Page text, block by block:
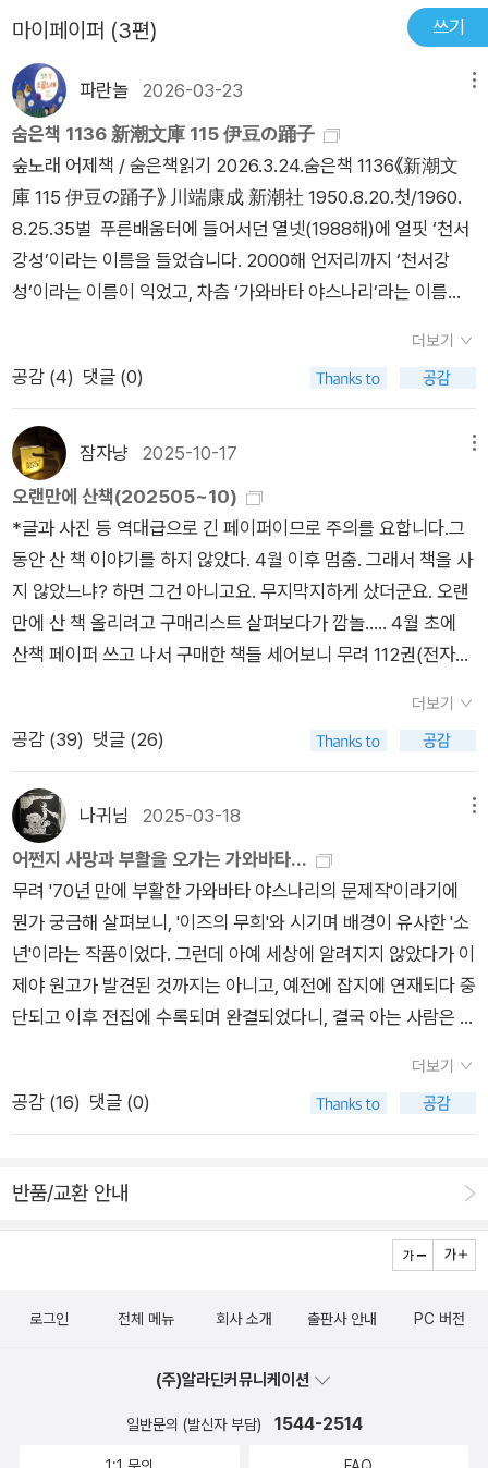
이 작품은, 70년의 시간을 뛰어넘어 읽는 이의 마음에 깊은 여운
을 남긴다. 《설국》과 〈이즈의 무희〉를 사랑하는 가와바타의 오랜
팬들은 물론, 그를 처음 접하는 독자에게도 아주 오래도록 마음
한편에 남을 특별한 작품이 될 것이다.
을 대조적으로 드러낸다. 이 지점에서 독자들은 공명한다. 누구나
그런 한때를 가슴에 품고 있지 않았을까. 잊고 있던 그 시절을 환
기해 내며 '맞아, 그런 때가 있었어.' 하게 만드는. 다시 돌아온 현
실은 쓸쓸하다. 한때는 전부였던 서로는 각자의 길을 걷고 재회의
기회도 마다한다. 세이노는 끊임없이 화자에게 자신을 만나러 오
라 권하지만, 그 채근이 무용하고 결국 그 둘은 재회하지 못할 것
임을 이미 알고 있다,는 듯한 인상을 남긴다. 그가 이상화했던 선
배 대신 빠져든 언뜻 사이비 같은 종교도. 그 시절의 인연은 그 시
절에서만 경험할 수 있는 그 추억을 간직한 채 두 번은 만나지 않
는 것이 낫다. 가타이시절은 흐르고 있다.흐르는 시간 소리가 분
명히느껴진다.저 소리다.저 소리다. 흐르는 시간 소리를 듣게 하
된다. 결국 주인공이 이 모든 오래된 일기와 편지를 소각하게 되
는 마지막 문장의 울림이 크다.
마이페이퍼 (3편) 쓰기
파란놀 2026-03-23
숨은책 1136 新潮文庫 115 伊豆の踊子
숲노래 어제책 / 숨은책읽기 2026.3.24.숨은책 1136《新潮文
庫 115 伊豆の踊子》 川端康成 新潮社 1950.8.20.첫/1960.
8.25.35벌 푸른배움터에 들어서던 열넷(1988해)에 얼핏 ‘천서
강성’이라는 이름을 들었습니다. 2000해 언저리까지 ‘천서강
성’이라는 이름이 익었고, 차츰 ‘가와바타 야스나리’라는 이름으
에도 ‘소창진평’만 들었지 ‘오구라 신페이’는 몰랐습니다. 그런데
‘미야자와 겐지’를 ‘궁택현지’라 일컫는 사람은 드물더군요. 《新
潮文庫 115 伊豆の踊子》는 글쓴이가 한창 글꽃을 피우던 무렵
에 태어난 작은책입니다. 겉그림도 짜임새도 정갈하구나 싶어 가
만가만 들추다가, 밤톨을 눌러찍은 책자취를 들여다보고서 웃습
니다. 글씨가 아닌 무늬를 넣는 자국도 반짝이는군요. 이제 일본
도 책자취에 굳이 꾹꾹 눌러찍지는 않는 책이 더 흔한데, 안 눌러
찍는다고 해도 책살피는 꼬박꼬박 끼웁니다. 또한 손바닥책으로
가볍고 값싸게 어떤 글이든 읽는 길을 여는 얼거리도 고스란합니
다. 우리는 ‘노벨문학상 작품집’을 단돈 3000원에 사읽을 만한
판으로 엮어서 베풀 수 있을까요? 노벨문학상을 받은 글모음이
아니더라도, 2026해로 쳐서 6000원에 사읽을 만하게 가볍고
조촐히 묶는 판을 내놓고 나눌 수 있을까요? ‘만화책종이’로 가볍
살림을 펴며 아름마을로 간다고 느낍니다. 그리고 이제는 ‘雪國’
아닌 ‘눈밭’으로 옮길 수 있어야지 싶다.- 가와바타 야스나리 (18
99∼1972)ㅍㄹㄴ글 : 숲노래·파란놀(최종규). 낱말책을 쓴다.
《풀꽃나무 들숲노래 동시 따라쓰기》, 《새로 쓰는 말밑 꾸러미 사
전》, 《미래세대를 위한 우리말과 문해력》, 《들꽃내음 따라 걷다
가 작은책집을 보았습니다》, 《우리말꽃》, 《쉬운 말이 평화》, 《곁
말》, 《책숲마실》, 《우리말 수수께끼 동시》, 《시골에서 살림 짓는
즐거움》, 《이오덕 마음 읽기》을 썼다. blog.naver.com/hbookl
더보기
공감 (4) 댓글 (0)
잠자냥 2025-10-17
오랜만에 산책(202505~10)
*글과 사진 등 역대급으로 긴 페이퍼이므로 주의를 요합니다.그
동안 산 책 이야기를 하지 않았다. 4월 이후 멈춤. 그래서 책을 사
지 않았느냐? 하면 그건 아니고요. 무지막지하게 샀더군요. 오랜
만에 산 책 올리려고 구매리스트 살펴보다가 깜놀..... 4월 초에
산책 페이퍼 쓰고 나서 구매한 책들 세어보니 무려 112권(전자책
양이도 넘치고......(응?) 정신 차려! 다 읽고 사! 제발... 2025년 1
0월에는 직장인들이 수천 년 전부터 그토록 고대해왔다던 기나
긴 황금연휴가 있었다. 나는 10월 2일부터 연차를 냈기 때문에
무려 11일을 쉰 듯(헤아리기도 어지러움ㅋㅋㅋ). 올 초만 하더라
도 집사2하고 어딜 갈까? 그때 비행기 티켓 값 비싸겠지, 고양이
들 때문에 어차피 멀리 못가 등등 의견이 분분했었다. 그러다가
정한 게 제주도 자전거 일주였다. 인생 버킷리스트 따위 없이 되
는대로 살자 잠자냥이지만, 그래도 거의 유일하게 죽기 전에 이건
꼭 하자 싶은 게 내 브롬톤(제주도에서 빌리는 게 아니라 꼭 내 자
전거이어야 함)으로 제주도 일주를 하는 것이다. 자전거 여행은
너무 덥거나 추우면(특히 땅이 얼거나 눈이 내리는 겨울은 불가)
할 수 없기 때문에 주로 집사2와 내가 자전거 국토 종주를 떠났던
계절은 봄/가을 그러니까 5월, 9월, 10월이었다. 10월의 제주도
ㅋㅋㅋㅋㅋㅋㅋㅋ 지난 8월 집사2가 고관절이 뚝 부러져서 수술
이 넘었다. 그런 데다가 다들 아시다시피 9월에는 느닷없이 우리
을 둘이나 데리고 왔......... 그러니 이 녀석들 적응시키려면 집사
면서 보냈다. 8월, 9월, 10월 아무튼 돌봄 끝판왕...으로 보낸 나.
요즘은 진짜 좀 방전된 기분이다...... 에효. 하루 중 가장 편할 때
더보기
공감 (39) 댓글 (26)
나귀님 2025-03-18
어쩐지 사망과 부활을 오가는 가와바타...
무려 '70년 만에 부활한 가와바타 야스나리의 문제작'이라기에
뭔가 궁금해 살펴보니, '이즈의 무희'와 시기며 배경이 유사한 '소
년'이라는 작품이었다. 그런데 아예 세상에 알려지지 않았다가 이
제야 원고가 발견된 것까지는 아니고, 예전에 잡지에 연재되다 중
단되고 이후 전집에 수록되며 완결되었다니, 결국 아는 사람은 다
수록되었고, 동성애를 다루었다는 이유 때문인지 그닥 주목받지
못하다가, 수년 전에 일본에서 단행본으로는 처음 간행되어 화제
가 되었던 것까지는 옳은 모양이다. 하지만 '부활'이라는 표현은
여럿일 터인데, 그러면 그 대부분은 수십 년째 '사망' 상태라는 것
일까.이 작가의 번역서 중 가장 많은 작품을 수록한 <川端康成
全集>(전6권, 新丘文化社, 1969)만 해도 사후에 간행된 일어
'부활' 가능성이 있는 것일까. 다른 일본 작가며 세계 작가로 범위
학 작품이 '부활'을 기다린다고 봐야 하는 것일까.'소년'은 신구문
화사 전집의 연보에도 언급되었으니, 저자의 이력에서 아주 잊힌
작품이라고 볼 수는 없을 듯하다. 미완성 시절에도 비슷한 시기의
더보기
공감 (16) 댓글 (0)
반품/교환 안내
로그인 전체 메뉴 회사 소개 출판사 안내 PC 버전
(주)알라딘커뮤니케이션
일반문의 (발신자 부담) 1544-2514